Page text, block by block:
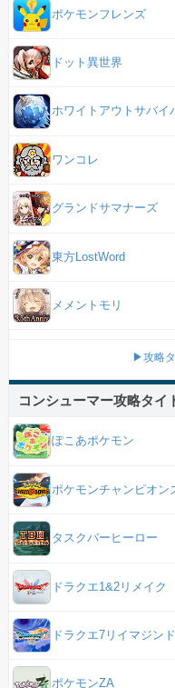
ポケモンフレンズ
ドット異世界
ホワイトアウトサバイ
ワンコレ
グランドサマナーズ
東方LostWord
メメントモリ
▶攻略
コンシューマー攻略タイ
ぽこあポケモン
ポケモンチャンピオン
タスクバーヒーロー
ドラクエ1&2リメイク
ドラクエ7リイマジンド
ポケモンZA